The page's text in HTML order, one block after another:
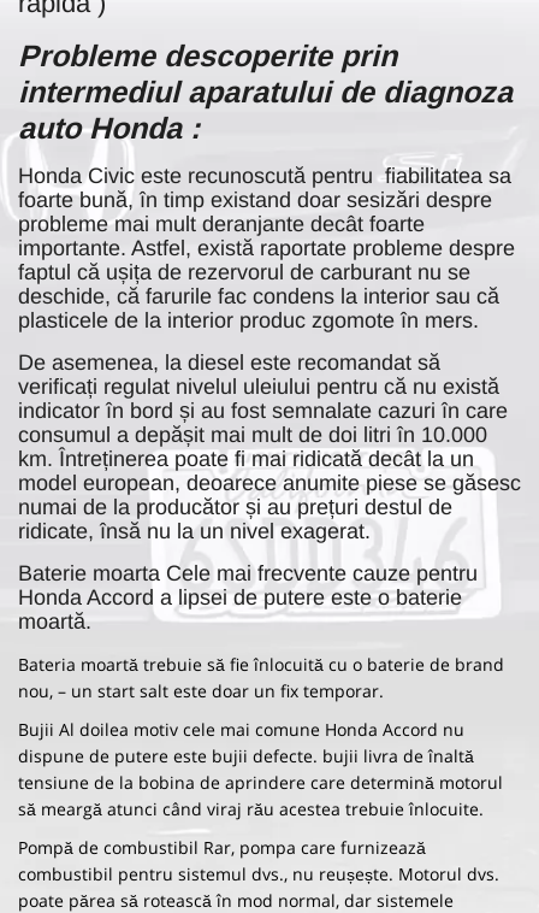
Probleme descoperite prin
intermediul aparatului de diagnoza
auto Honda :
Honda Civic este recunoscută pentru fiabilitatea sa
foarte bună, în timp existand doar sesizări despre
probleme mai mult deranjante decât foarte
importante. Astfel, există raportate probleme despre
faptul că ușița de rezervorul de carburant nu se
deschide, că farurile fac condens la interior sau că
plasticele de la interior produc zgomote în mers.
De asemenea, la diesel este recomandat să
verificați regulat nivelul uleiului pentru că nu există
indicator în bord și au fost semnalate cazuri în care
consumul a depășit mai mult de doi litri în 10.000
km. Întreținerea poate fi mai ridicată decât la un
model european, deoarece anumite piese se găsesc
numai de la producător și au prețuri destul de
ridicate, însă nu la un nivel exagerat.
Baterie moarta Cele mai frecvente cauze pentru
Honda Accord a lipsei de putere este o baterie
moartă.
Bateria moartă trebuie să fie înlocuită cu o baterie de brand
nou, – un start salt este doar un fix temporar.
Bujii Al doilea motiv cele mai comune Honda Accord nu
dispune de putere este bujii defecte. bujii livra de înaltă
tensiune de la bobina de aprindere care determină motorul
să meargă atunci când viraj rău acestea trebuie înlocuite.
Pompă de combustibil Rar, pompa care furnizează
combustibil pentru sistemul dvs., nu reușește. Motorul dvs.
poate părea să rotească în mod normal, dar sistemele